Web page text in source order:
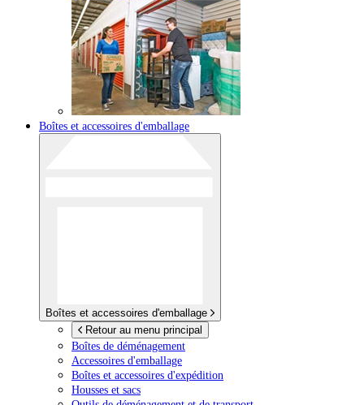
Boîtes et accessoires d'emballage
Boîtes et accessoires d'emballage
Retour au menu principal
Boîtes de déménagement
Accessoires d'emballage
Boîtes et accessoires d'expédition
Housses et sacs